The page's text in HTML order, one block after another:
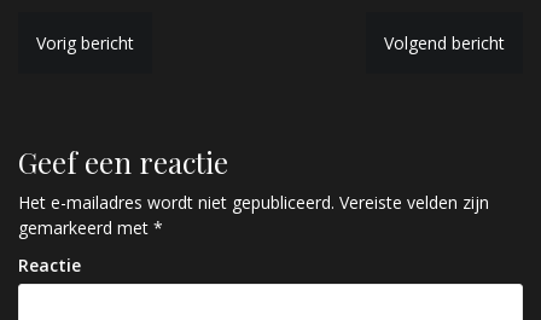
B
i
c
h
t
Vorig bericht Volgend bericht
Geef een reactie
Het e-mailadres wordt niet gepubliceerd. Vereiste velden zijn
gemarkeerd met *
Reactie